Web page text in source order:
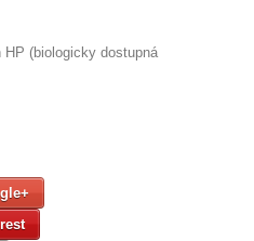
(biologicky dostupná